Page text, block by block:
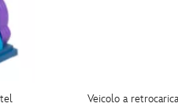
Veicolo a